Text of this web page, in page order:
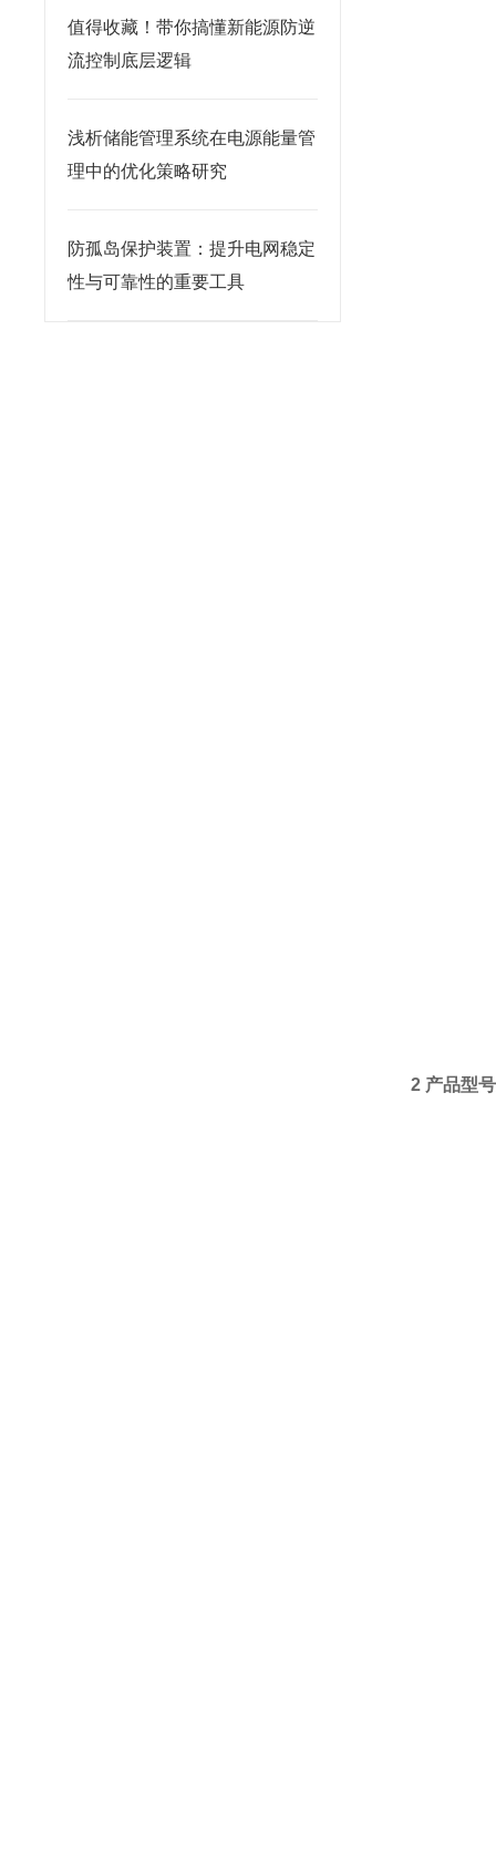
值得收藏！带你搞懂新能源防逆
流控制底层逻辑
浅析储能管理系统在电源能量管
理中的优化策略研究
防孤岛保护装置：提升电网稳定
性与可靠性的重要工具
2 产品型